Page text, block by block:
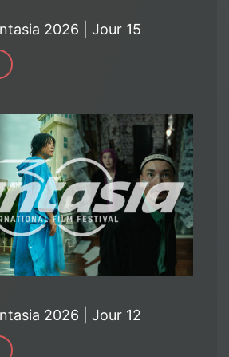
2026 | Jour 15
2026 | Jour 12